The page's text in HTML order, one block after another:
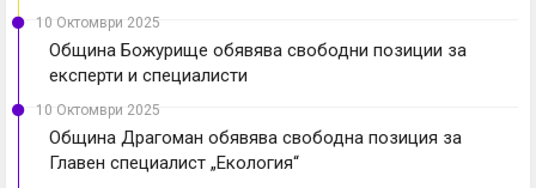
10 Октомври 2025
Община Божурище обявява свободни позиции за
експерти и специалисти
10 Октомври 2025
Община Драгоман обявява свободна позиция за
Главен специалист „Екология“